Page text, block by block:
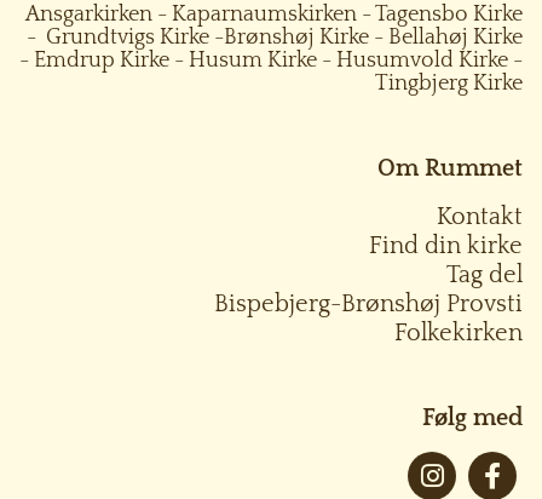
Ansgarkirken - Kaparnaumskirken -Tagensbo Kirke
- Grundtvigs Kirke -Brønshøj Kirke - Bellahøj Kirke
- Emdrup Kirke - Husum Kirke - Husumvold Kirke -
Tingbjerg Kirke
Om Rummet
Kontakt
Find din kirke
Tag del
Bispebjerg-Brønshøj Provsti
Folkekirken
Følg med